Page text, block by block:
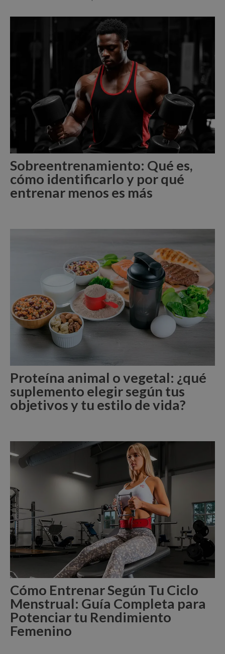
Sobreentrenamiento: Qué es,
cómo identificarlo y por qué
entrenar menos es más
Proteína animal o vegetal: ¿qué
suplemento elegir según tus
objetivos y tu estilo de vida?
Cómo Entrenar Según Tu Ciclo
Menstrual: Guía Completa para
Potenciar tu Rendimiento
Femenino